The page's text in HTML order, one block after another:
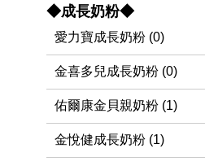
◆成長奶粉◆
愛力寶成長奶粉 (0)
金喜多兒成長奶粉 (0)
佑爾康金貝親奶粉 (1)
金悅健成長奶粉 (1)